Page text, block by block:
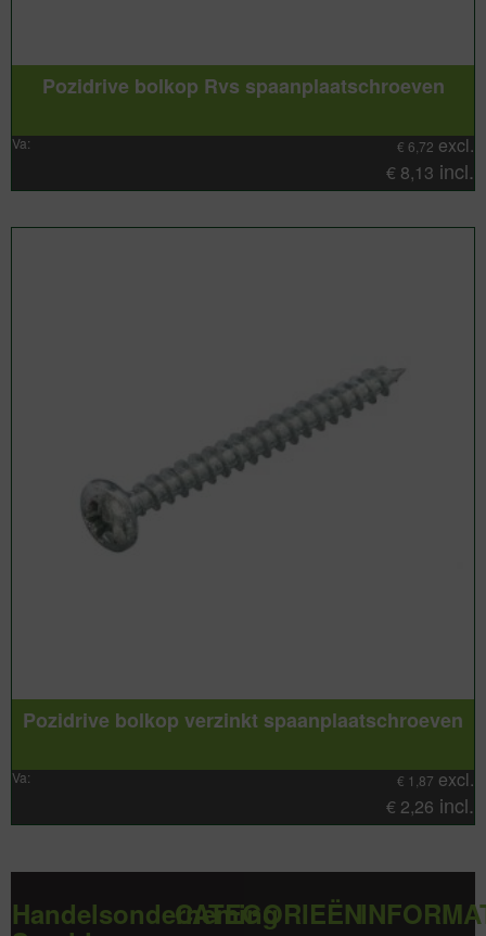
Pozidrive bolkop Rvs spaanplaatschroeven
Va: € 6,72 excl.
€ 8,13 incl.
Pozidrive bolkop verzinkt spaanplaatschroeven
Va: € 1,87excl.
€ 2,26 incl.
Handelsonderneming
CATEGORIEËN